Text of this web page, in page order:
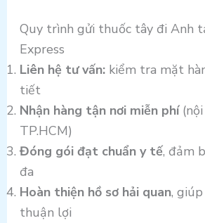
Quy trình gửi thuốc tây đi Anh
Express
Liên hệ tư vấn:kiểm tra mặt
tiết
Nhận hàng tận nơi miễn phí(nội
TP.HCM)
Đóng gói đạt chuẩn y tế, đảm
đa
Hoàn thiện hồ sơ hải quan,
thuận lợi